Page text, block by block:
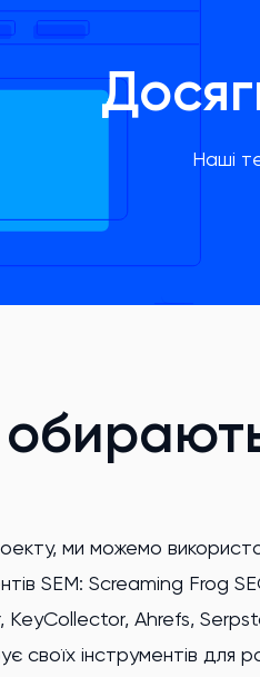
Наші
ми можемо
SEM: Screaming Frog
KeyCollector, Ahrefs,
своїх інструментів для
використати цей
найкращу стратегію
вашої компанії в
з висококваліфікованими